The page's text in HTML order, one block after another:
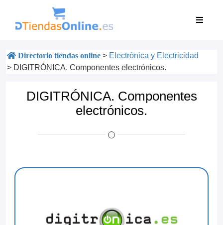
Directorio tiendas online > Electrónica y Electricidad
> DIGITRÓNICA. Componentes electrónicos.
DIGITRÓNICA. Componentes
electrónicos.